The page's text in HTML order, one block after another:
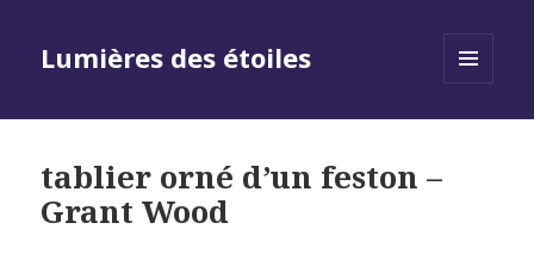
Lumières des étoiles
tablier orné d’un feston –
Grant Wood